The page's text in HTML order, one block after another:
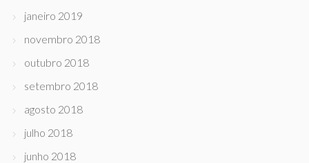
janeiro 2019
novembro 2018
outubro 2018
setembro 2018
agosto 2018
julho 2018
junho 2018